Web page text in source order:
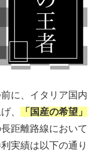
に、イタリア国内
、
「国産の希望」
距離路線において
実績は以下の通り